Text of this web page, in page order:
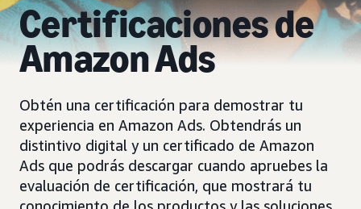
Certificaciones de
Amazon Ads
Obtén una certificación para demostrar tu
experiencia en Amazon Ads. Obtendrás un
distintivo digital y un certificado de Amazon
Ads que podrás descargar cuando apruebes la
evaluación de certificación, que mostrará tu